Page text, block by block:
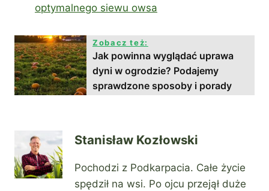
optymalnego siewu owsa
Zobacz też:
Jak powinna wyglądać uprawa
dyni w ogrodzie? Podajemy
sprawdzone sposoby i porady
Stanisław Kozłowski
Pochodzi z Podkarpacia. Całe życie
spędził na wsi. Po ojcu przejął duże